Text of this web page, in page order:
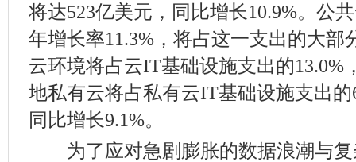
将达523亿美元，同比增长10.9%。公
年增长率11.3%，将占这一支出的大部
云环境将占云IT基础设施支出的13.0%
地私有云将占私有云IT基础设施支出的
同比增长9.1%。
为了应对急剧膨胀的数据浪潮与复